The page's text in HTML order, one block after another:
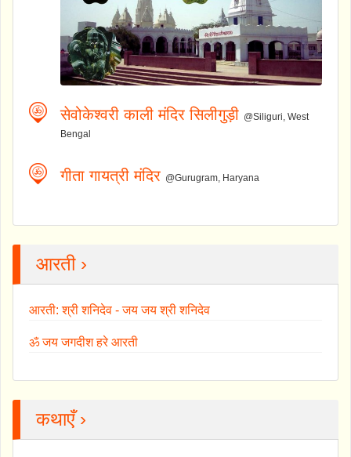
सेवोकेश्वरी काली मंदिर सिलीगुड़ी @Siliguri, West
Bengal
गीता गायत्री मंदिर @Gurugram, Haryana
आरती ›
आरती: श्री शनिदेव - जय जय श्री शनिदेव
ॐ जय जगदीश हरे आरती
कथाएँ ›